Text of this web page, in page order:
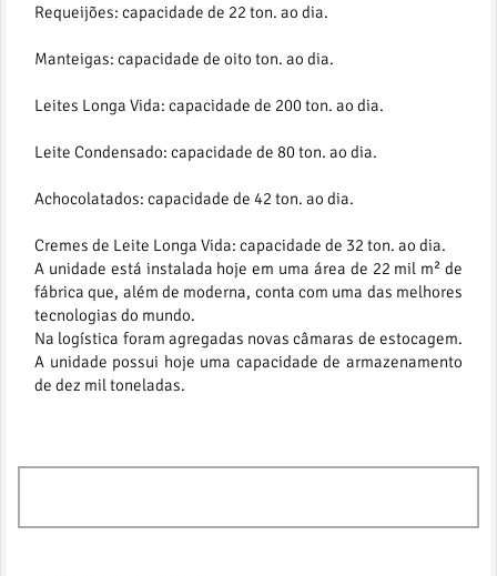
Requeijões: capacidade de 22 ton. ao dia.
Manteigas: capacidade de oito ton. ao dia.
Leites Longa Vida: capacidade de 200 ton. ao dia.
Leite Condensado: capacidade de 80 ton. ao dia.
Achocolatados: capacidade de 42 ton. ao dia.
Cremes de Leite Longa Vida: capacidade de 32 ton. ao dia.
A unidade está instalada hoje em uma área de 22 mil m² de
fábrica que, além de moderna, conta com uma das melhores
tecnologias do mundo.
Na logística foram agregadas novas câmaras de estocagem.
A unidade possui hoje uma capacidade de armazenamento
de dez mil toneladas.